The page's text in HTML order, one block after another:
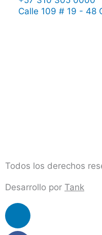
Calle 109 # 19 - 48
Todos los derechos
Desarrollo por Tank
Linkedin
Facebook
Instagram
Youtube
Envelope